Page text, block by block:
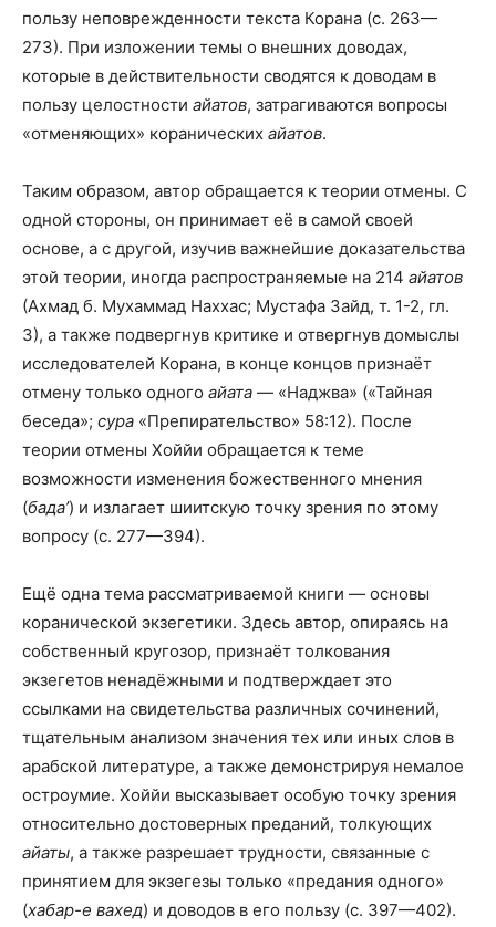
пользу неповрежденности текста Корана (с. 263—
273). При изложении темы о внешних доводах,
которые в действительности сводятся к доводам в
пользу целостности айатов, затрагиваются вопросы
«отменяющих» коранических айатов.
Таким образом, автор обращается к теории отмены. С
одной стороны, он принимает её в самой своей
основе, а с другой, изучив важнейшие доказательства
этой теории, иногда распространяемые на 214 айатов
(Ахмад б. Мухаммад Наххас; Мустафа Зайд, т. 1-2, гл.
3), а также подвергнув критике и отвергнув домыслы
исследователей Корана, в конце концов признаёт
отмену только одного айата — «Наджва» («Тайная
беседа»; сура «Препирательство» 58:12). После
теории отмены Хоййи обращается к теме
возможности изменения божественного мнения
(бада’) и излагает шиитскую точку зрения по этому
вопросу (с. 277—394).
Ещё одна тема рассматриваемой книги — основы
коранической экзегетики. Здесь автор, опираясь на
собственный кругозор, признаёт толкования
экзегетов ненадёжными и подтверждает это
ссылками на свидетельства различных сочинений,
тщательным анализом значения тех или иных слов в
арабской литературе, а также демонстрируя немалое
остроумие. Хоййи высказывает особую точку зрения
относительно достоверных преданий, толкующих
айаты, а также разрешает трудности, связанные с
принятием для экзегезы только «предания одного»
(хабар-е вахед) и доводов в его пользу (с. 397—402).